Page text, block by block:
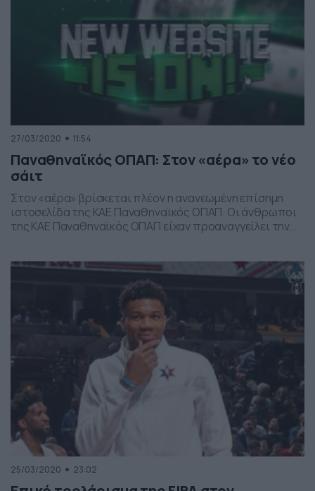
27/03/2020 11:54
Παναθηναϊκός ΟΠΑΠ: Στον «αέρα» το νέο
σάιτ
Στον «αέρα» βρίσκεται πλέον η ανανεωμένη επίσημη
ιστοσελίδα της ΚΑΕ Παναθηναϊκός ΟΠΑΠ. Οι άνθρωποι
της ΚΑΕ Παναθηναϊκός ΟΠΑΠ είχαν προαναγγείλει την
αλλάξει στο www.paobc.gr. Η «πράσινη» ΚΑΕ, με post
στα social media, κάλεσε τον κόσμο να περιηγηθεί στο
25/03/2020 23:02